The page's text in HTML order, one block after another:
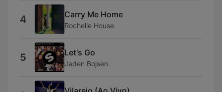
4 Carry Me Home
Rochelle House
5 Let's Go
Jaden Bojsen